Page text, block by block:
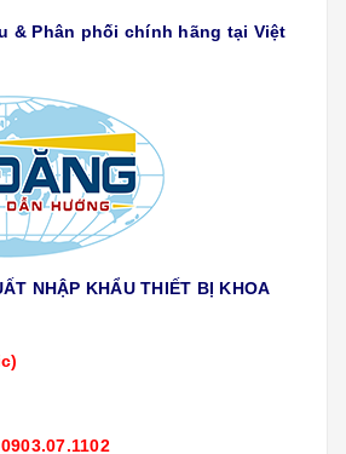
& Phân phối chính hãng tại Việt
NHẬP KHẨU THIẾT BỊ KHOA